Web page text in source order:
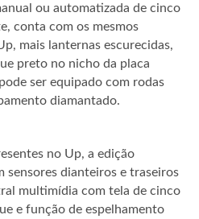
ou automatizada de cinco
conta com os mesmos
mais lanternas escurecidas,
preto no nicho da placa
ser equipado com rodas
diamantado.
no Up, a edição
sensores dianteiros e traseiros
multimídia com tela de cinco
e função de espelhamento